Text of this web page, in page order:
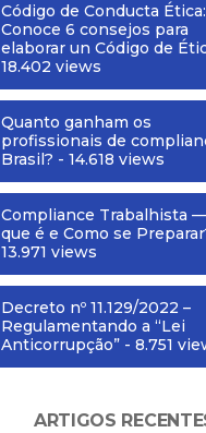
Código de Conducta Ética:
Conoce 6 consejos para
elaborar un Código de
18.402 views
Quanto ganham os
profissionais de
Brasil? - 14.618 views
Compliance Trabalhista
que é e Como se
13.971 views
Decreto nº 11.129/2022 –
Regulamentando a “Lei
Anticorrupção” - 8.751
ARTIGOS